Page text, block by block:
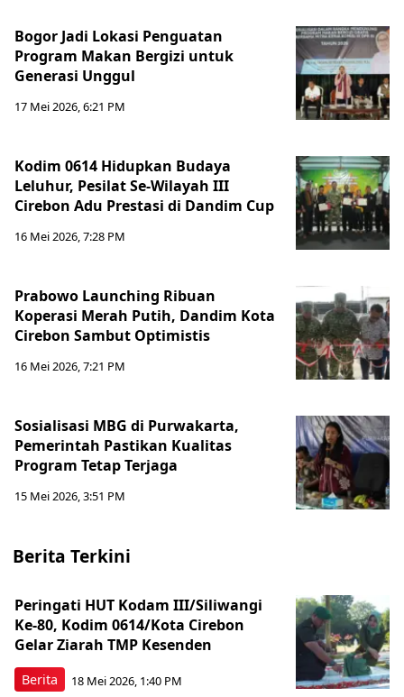
Bogor Jadi Lokasi Penguatan
Program Makan Bergizi untuk
Generasi Unggul
17 Mei 2026, 6:21 PM
Kodim 0614 Hidupkan Budaya
Leluhur, Pesilat Se-Wilayah III
Cirebon Adu Prestasi di Dandim Cup
16 Mei 2026, 7:28 PM
Prabowo Launching Ribuan
Koperasi Merah Putih, Dandim Kota
Cirebon Sambut Optimistis
16 Mei 2026, 7:21 PM
Sosialisasi MBG di Purwakarta,
Pemerintah Pastikan Kualitas
Program Tetap Terjaga
15 Mei 2026, 3:51 PM
Berita Terkini
Berita
Peringati HUT Kodam III/Siliwangi
Ke-80, Kodim 0614/Kota Cirebon
Gelar Ziarah TMP Kesenden
18 Mei 2026, 1:40 PM